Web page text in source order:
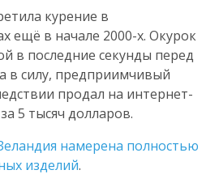
курение в
ещё в начале 2000-х. Окурок
в последние секунды перед
в силу, предприимчивый
продал на интернет-
5 тысяч долларов.
намерена полностью
изделий.